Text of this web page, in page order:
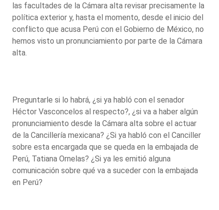
las facultades de la Cámara alta revisar precisamente la
política exterior y, hasta el momento, desde el inicio del
conflicto que acusa Perú con el Gobierno de México, no
hemos visto un pronunciamiento por parte de la Cámara
alta.
Preguntarle si lo habrá, ¿si ya habló con el senador
Héctor Vasconcelos al respecto?, ¿si va a haber algún
pronunciamiento desde la Cámara alta sobre el actuar
de la Cancillería mexicana? ¿Si ya habló con el Canciller
sobre esta encargada que se queda en la embajada de
Perú, Tatiana Ornelas? ¿Si ya les emitió alguna
comunicación sobre qué va a suceder con la embajada
en Perú?